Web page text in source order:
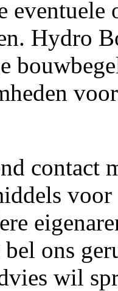
eventuele
Hydro
contact
ons
wil